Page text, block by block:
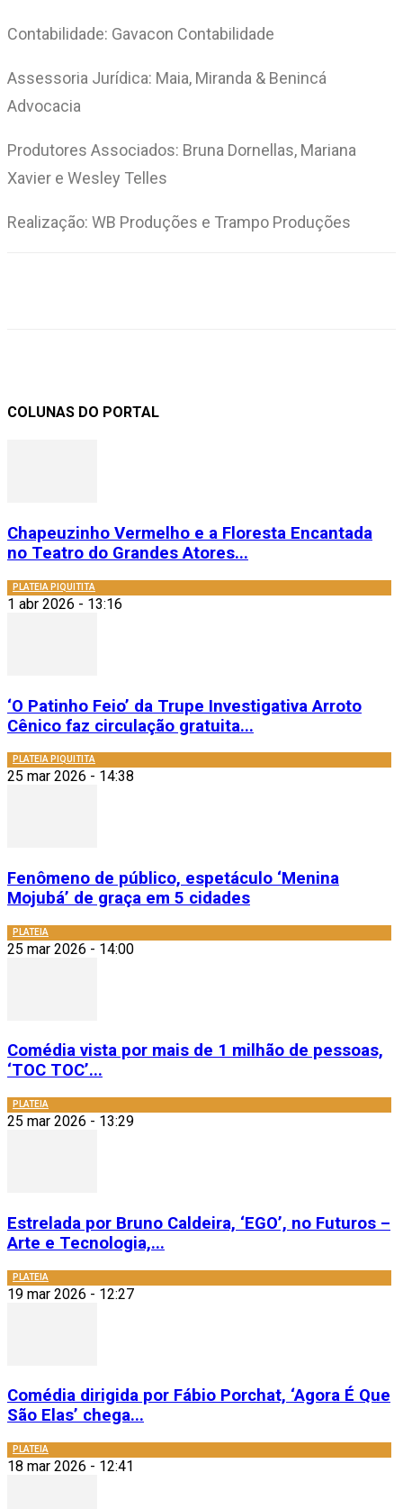
Contabilidade: Gavacon Contabilidade
Assessoria Jurídica: Maia, Miranda & Benincá
Advocacia
Produtores Associados: Bruna Dornellas, Mariana
Xavier e Wesley Telles
Realização: WB Produções e Trampo Produções
COLUNAS DO PORTAL
Chapeuzinho Vermelho e a Floresta Encantada
no Teatro do Grandes Atores...
PLATEIA PIQUITITA
1 abr 2026 - 13:16
‘O Patinho Feio’ da Trupe Investigativa Arroto
Cênico faz circulação gratuita...
PLATEIA PIQUITITA
25 mar 2026 - 14:38
Fenômeno de público, espetáculo ‘Menina
Mojubá’ de graça em 5 cidades
PLATEIA
25 mar 2026 - 14:00
Comédia vista por mais de 1 milhão de pessoas,
‘TOC TOC’...
PLATEIA
25 mar 2026 - 13:29
Estrelada por Bruno Caldeira, ‘EGO’, no Futuros –
Arte e Tecnologia,...
PLATEIA
19 mar 2026 - 12:27
Comédia dirigida por Fábio Porchat, ‘Agora É Que
São Elas’ chega...
PLATEIA
18 mar 2026 - 12:41